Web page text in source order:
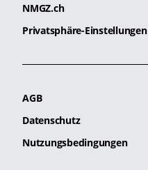
NMGZ.ch
Privatsphäre-Einstellungen
AGB
Datenschutz
Nutzungsbedingungen